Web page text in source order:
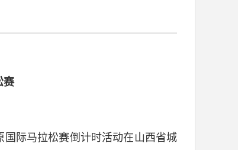
赛
国际马拉松赛倒计时活动在山西省城